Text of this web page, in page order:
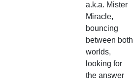
a.k.a. Mister
Miracle,
bouncing
between both
worlds,
looking for
the answer